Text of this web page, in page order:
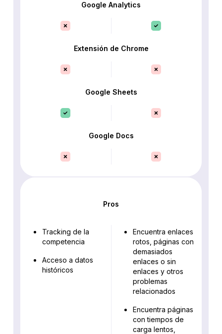
Google Analytics
Extensión de Chrome
Google Sheets
Google Docs
Pros
Tracking de la
competencia
Acceso a datos
históricos
Encuentra enlaces
rotos, páginas con
demasiados
enlaces o sin
enlaces y otros
problemas
relacionados
Encuentra páginas
con tiempos de
carga lentos,